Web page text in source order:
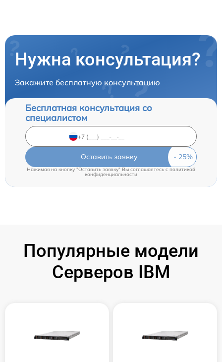
Нужна консультация?
Закажите бесплатную консультацию
Бесплатная консультация со
специалистом
Оставить заявку
Нажимая на кнопку "Оставить заявку" Вы соглашаетесь c политикой
конфиденциальности
Популярные модели
Серверов IBM